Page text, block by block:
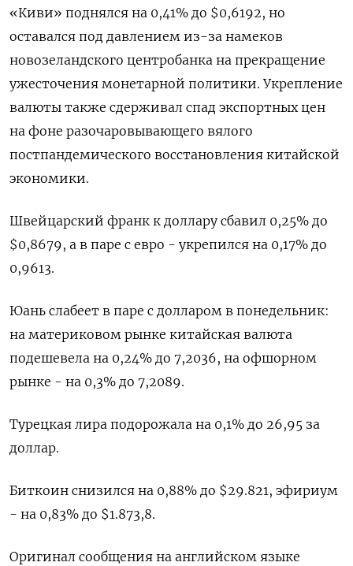
«Киви» поднялся на 0,41% до $0,6192​, но
оставался под давлением из-за намеков
новозеландского центробанка на прекращение
ужесточения монетарной политики. Укрепление
валюты также сдерживал спад экспортных цен
на фоне разочаровывающего вялого
постпандемического восстановления китайской
экономики.
Швейцарский франк к доллару сбавил 0,25% до
$0,8679​, а в паре с евро - укрепился на 0,17%​ до
0,9613.
Юань слабеет в паре с долларом в понедельник:
на материковом рынке китайская валюта
подешевела на 0,24% до 7,2036​, на офшорном
рынке - на 0,3% до 7,2089.
Турецкая лира подорожала на 0,1% до 26,95 за
доллар.
Биткоин снизился на 0,88% до $29.821, эфириум
- на 0,83% до $1.873,8.
Оригинал сообщения на английском языке